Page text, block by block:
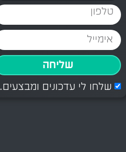
שלחו לי עדכונים ומבצעים.
שליחה